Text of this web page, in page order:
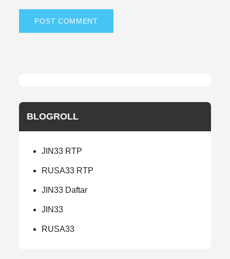
BLOGROLL
JIN33 RTP
RUSA33 RTP
JIN33 Daftar
JIN33
RUSA33